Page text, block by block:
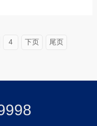
4 下页 尾页